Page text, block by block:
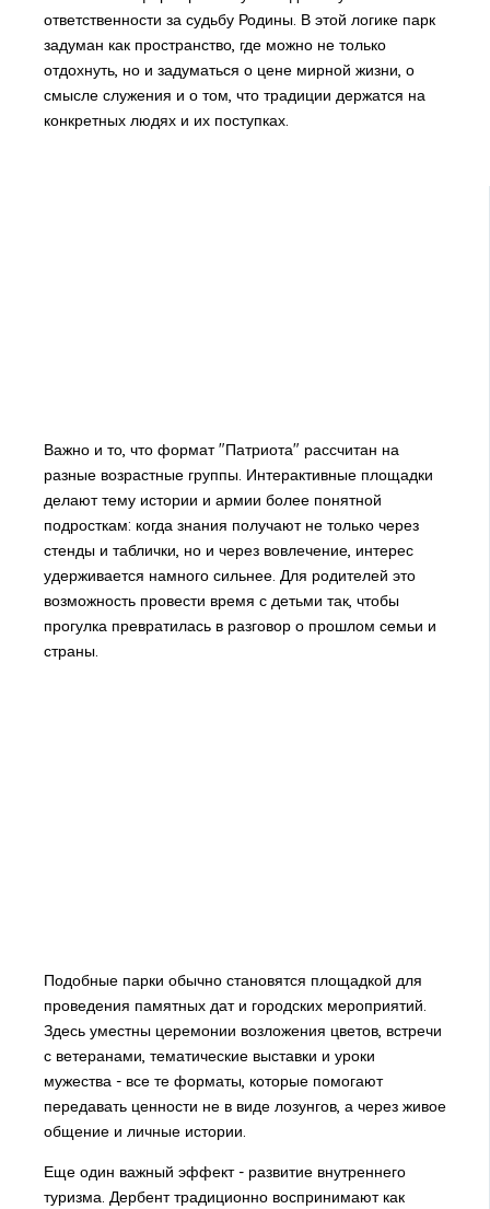
ответственности за судьбу Родины. В этой логике парк
задуман как пространство, где можно не только
отдохнуть, но и задуматься о цене мирной жизни, о
смысле служения и о том, что традиции держатся на
конкретных людях и их поступках.
Важно и то, что формат "Патриота" рассчитан на
разные возрастные группы. Интерактивные площадки
делают тему истории и армии более понятной
подросткам: когда знания получают не только через
стенды и таблички, но и через вовлечение, интерес
удерживается намного сильнее. Для родителей это
возможность провести время с детьми так, чтобы
прогулка превратилась в разговор о прошлом семьи и
страны.
Подобные парки обычно становятся площадкой для
проведения памятных дат и городских мероприятий.
Здесь уместны церемонии возложения цветов, встречи
с ветеранами, тематические выставки и уроки
мужества - все те форматы, которые помогают
передавать ценности не в виде лозунгов, а через живое
общение и личные истории.
Еще один важный эффект - развитие внутреннего
туризма. Дербент традиционно воспринимают как